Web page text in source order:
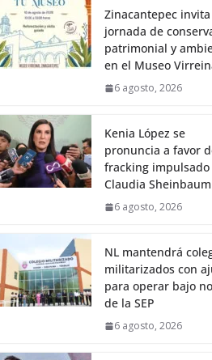
Zinacantepec
jornada de
patrimonial y
en el Museo
6 agosto, 2026
Kenia López se
pronuncia a favor
fracking
Claudia Sheinbaum
6 agosto, 2026
NL mantendrá
militarizados con
para operar bajo
de la SEP
6 agosto, 2026